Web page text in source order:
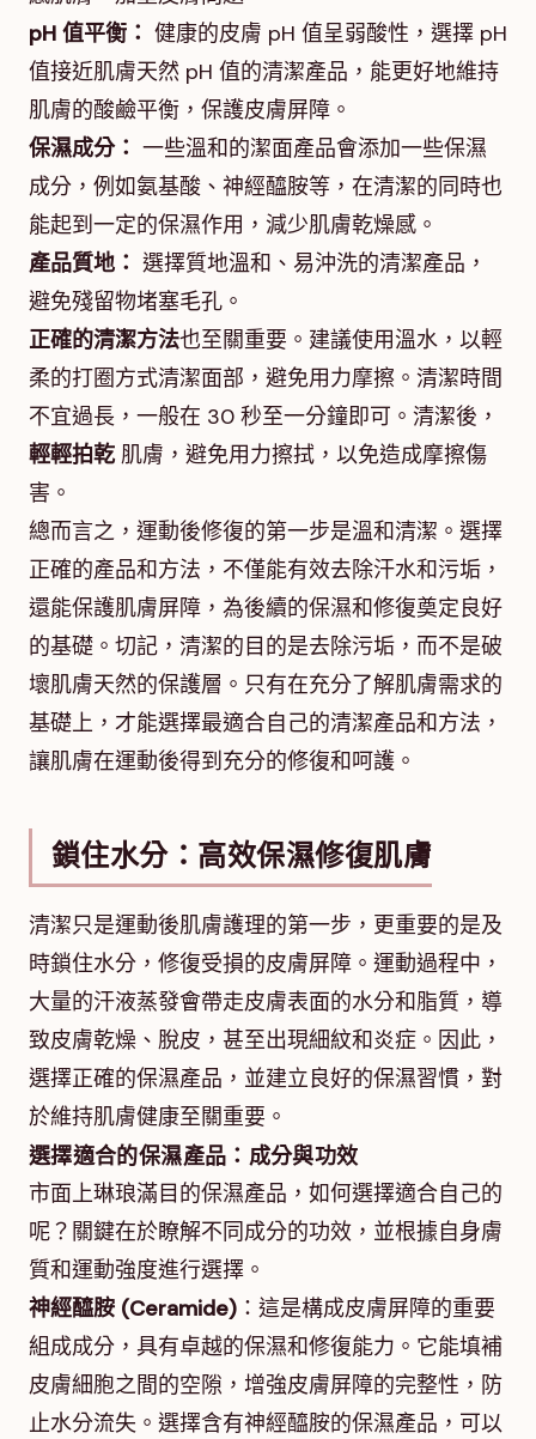
pH 值平衡： 健康的皮膚 pH 值呈弱酸性，選擇 pH
值接近肌膚天然 pH 值的清潔產品，能更好地維持
肌膚的酸鹼平衡，保護皮膚屏障。
保濕成分： 一些溫和的潔面產品會添加一些保濕
成分，例如氨基酸、神經醯胺等，在清潔的同時也
能起到一定的保濕作用，減少肌膚乾燥感。
產品質地： 選擇質地溫和、易沖洗的清潔產品，
避免殘留物堵塞毛孔。
正確的清潔方法也至關重要。建議使用溫水，以輕
柔的打圈方式清潔面部，避免用力摩擦。清潔時間
不宜過長，一般在 30 秒至一分鐘即可。清潔後，
輕輕拍乾肌膚，避免用力擦拭，以免造成摩擦傷
害。
總而言之，運動後修復的第一步是溫和清潔。選擇
正確的產品和方法，不僅能有效去除汗水和污垢，
還能保護肌膚屏障，為後續的保濕和修復奠定良好
的基礎。切記，清潔的目的是去除污垢，而不是破
壞肌膚天然的保護層。只有在充分了解肌膚需求的
基礎上，才能選擇最適合自己的清潔產品和方法，
讓肌膚在運動後得到充分的修復和呵護。
鎖住水分：高效保濕修復肌膚
清潔只是運動後肌膚護理的第一步，更重要的是及
時鎖住水分，修復受損的皮膚屏障。運動過程中，
大量的汗液蒸發會帶走皮膚表面的水分和脂質，導
致皮膚乾燥、脫皮，甚至出現細紋和炎症。因此，
選擇正確的保濕產品，並建立良好的保濕習慣，對
於維持肌膚健康至關重要。
選擇適合的保濕產品：成分與功效
市面上琳琅滿目的保濕產品，如何選擇適合自己的
呢？關鍵在於瞭解不同成分的功效，並根據自身膚
質和運動強度進行選擇。
神經醯胺 (Ceramide) ：這是構成皮膚屏障的重要
組成成分，具有卓越的保濕和修復能力。它能填補
皮膚細胞之間的空隙，增強皮膚屏障的完整性，防
止水分流失。選擇含有神經醯胺的保濕產品，可以